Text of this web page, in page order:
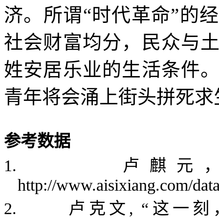
济。 所谓“时代革命”的
社会财富均分，民众与
姓安居乐业的生活条件
青年将会涌上街头拼死求
参考数据
1.
卢麒元
http://www.aisixiang.com/
2.
卢克文 , “ 这一刻